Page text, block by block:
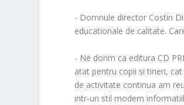
- Domnule director Costin
educationale de calitate.
- Ne dorim ca editura CD
atat pentru copii si tineri,
de activitate continua am
intr-un stil modern